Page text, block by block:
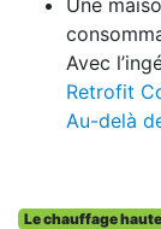
Une
Avec
Retrofit
Au-delà
Le chauffage